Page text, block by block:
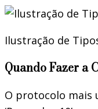
Ilustração de
Quando Fazer a
O protocolo mais